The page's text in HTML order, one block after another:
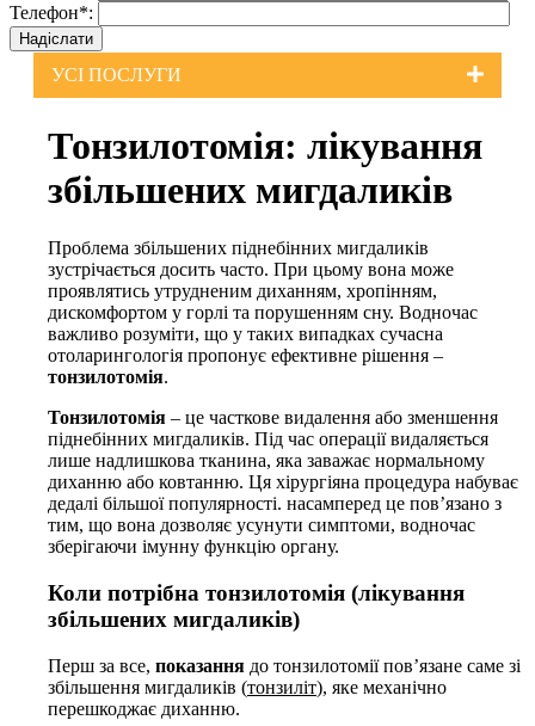
Телефон*:
УСI ПОСЛУГИ
Тонзилотомія: лікування
збільшених мигдаликів
Проблема збільшених піднебінних мигдаликів
зустрічається досить часто. При цьому вона може
проявлятись утрудненим диханням, хропінням,
дискомфортом у горлі та порушенням сну. Водночас
важливо розуміти, що у таких випадках сучасна
отоларингологія пропонує ефективне рішення –
тонзилотомія.
Тонзилотомія – це часткове видалення або зменшення
піднебінних мигдаликів. Під час операції видаляється
лише надлишкова тканина, яка заважає нормальному
диханню або ковтанню. Ця хірургіяна процедура набуває
дедалі більшої популярності. насамперед це пов’язано з
тим, що вона дозволяє усунути симптоми, водночас
зберігаючи імунну функцію органу.
Коли потрібна тонзилотомія (лікування
збільшених мигдаликів)
Перш за все, показання до тонзилотомії пов’язане саме зі
збільшення мигдаликів (тонзиліт), яке механічно
перешкоджає диханню.